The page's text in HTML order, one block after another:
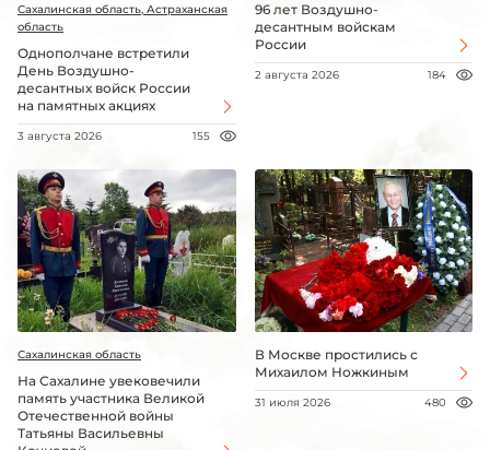
Сахалинская область, Астраханская
область
Однополчане встретили
День Воздушно-
десантных войск России
на памятных акциях
3 августа 2026 155
96 лет Воздушно-
десантным войскам
России
2 августа 2026 184
Сахалинская область
На Сахалине увековечили
память участника Великой
Отечественной войны
Татьяны Васильевны
В Москве простились с
Михаилом Ножкиным
31 июля 2026 480